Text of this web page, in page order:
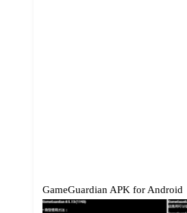
GameGuardian APK for Android